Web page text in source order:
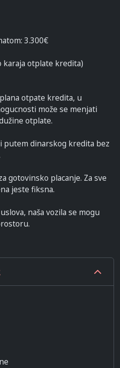
3.300€
karaja otplate kredita)
otpate kredita, u
može se menjati
otplate.
putem dinarskog kredita bez
gotovinsko placanje. Za sve
jeste fiksna.
naša vozila se mogu